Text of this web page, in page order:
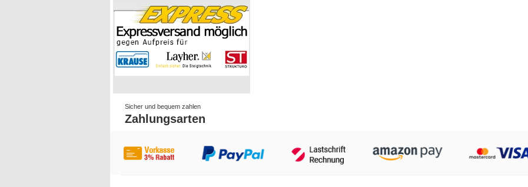
Sicher und bequem zahlen
Zahlungsarten